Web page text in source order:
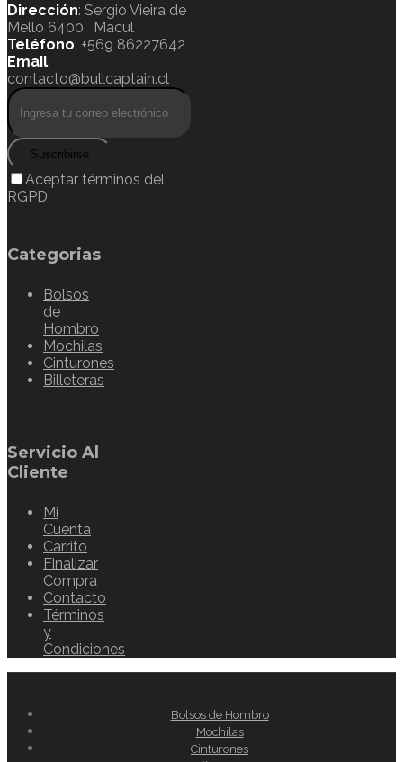
Dirección: Sergio Vieira de
Mello 6400, Macul
Teléfono: +569 86227642
Email:
contacto@bullcaptain.cl
Suscribirse
Aceptar términos del
RGPD
Categorias
Bolsos
de
Hombro
Mochilas
Cinturones
Billeteras
Servicio Al
Cliente
Mi
Cuenta
Carrito
Finalizar
Compra
Contacto
Términos
y
Condiciones
Bolsos de Hombro
Mochilas
Cinturones